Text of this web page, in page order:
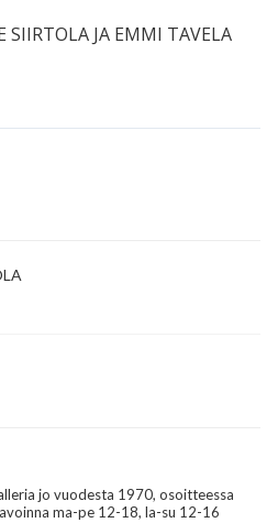
SIIRTOLA JA EMMI TAVELA
jo vuodesta 1970, osoitteessa
ma-pe 12-18, la-su 12-16